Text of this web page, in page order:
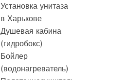
Установка унитаза
в Харькове
Душевая кабина
(гидробокс)
Бойлер
(водонагреватель)